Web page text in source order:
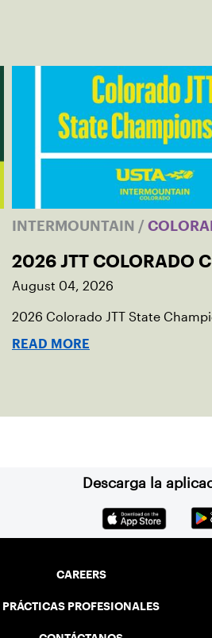
INTERMOUNTAIN /
2026 JTT COLORADO
August 04, 2026
2026 Colorado JTT State
READ MORE
Descarga la
CAREERS
PRÁCTICAS PROFESIONALES